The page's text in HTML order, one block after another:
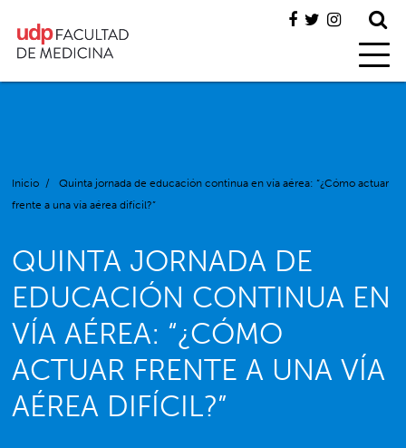
Inicio /
Quinta jornada de educación continua en vía aérea: “¿Cómo actuar
frente a una vía aérea difícil?”
QUINTA JORNADA DE
EDUCACIÓN CONTINUA EN
VÍA AÉREA: “¿CÓMO
ACTUAR FRENTE A UNA VÍA
AÉREA DIFÍCIL?”